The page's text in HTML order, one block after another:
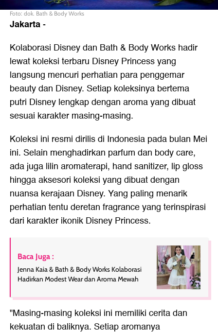
Foto: dok. Bath & Body Works
Jakarta-
Kolaborasi Disney dan Bath & Body Works hadir
lewat koleksi terbaru Disney Princess yang
langsung mencuri perhatian para penggemar
beauty dan Disney. Setiap koleksinya bertema
putri Disney lengkap dengan aroma yang dibuat
sesuai karakter masing-masing.
Koleksi ini resmi dirilis di Indonesia pada bulan Mei
ini. Selain menghadirkan parfum dan body care,
ada juga lilin aromaterapi, hand sanitizer, lip gloss
hingga aksesori koleksi yang dibuat dengan
nuansa kerajaan Disney. Yang paling menarik
perhatian tentu deretan fragrance yang terinspirasi
dari karakter ikonik Disney Princess.
Baca Juga :
Jenna Kaia & Bath & Body Works Kolaborasi
Hadirkan Modest Wear dan Aroma Mewah
"Masing-masing koleksi ini memiliki cerita dan
kekuatan di baliknya. Setiap aromanya